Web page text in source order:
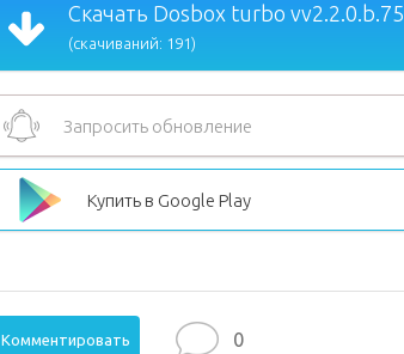
Скачать Dosbox turbo vv2.2.0.b.75
(скачиваний: 191)
Запросить обновление
Купить в Google Play
Комментировать 0